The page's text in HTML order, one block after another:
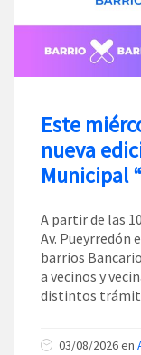
Este
nueva
Municipal
A partir de las
Av. Pueyrredón
barrios
a vecinos y
distintos
03/08/2026en